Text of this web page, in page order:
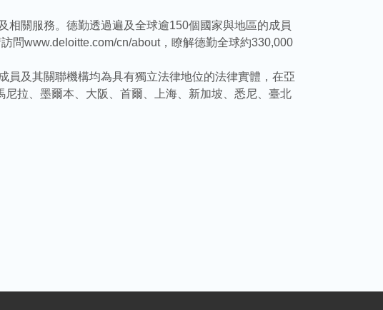
關服務。德勤透過遍及全球逾150個國家與地區的成員
問www.deloitte.com/cn/about，瞭解德勤全球約330,000
及其關聯機構均為具有獨立法律地位的法律實體，在亞
拉、墨爾本、大阪、首爾、上海、新加坡、悉尼、臺北